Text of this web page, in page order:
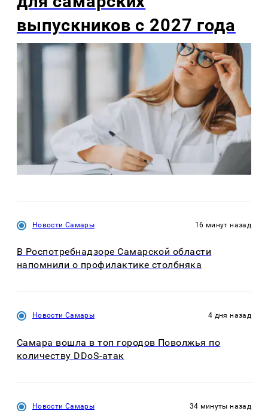
выпускников с 2027 года
Новости Самары 16 минут назад
В Роспотребнадзоре Самарской области
напомнили о профилактике столбняка
Новости Самары 4 дня назад
Самара вошла в топ городов Поволжья по
количеству DDoS-атак
Новости Самары 34 минуты назад